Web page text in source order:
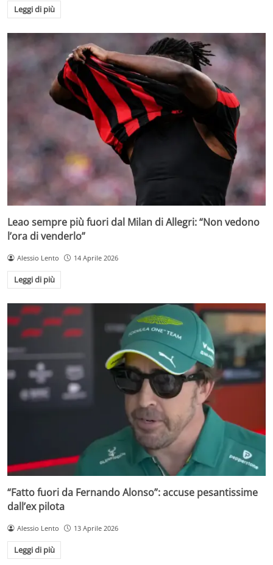
Leggi di più
Leao sempre più fuori dal Milan di Allegri: “Non vedono
l’ora di venderlo”
Alessio Lento 14 Aprile 2026
Leggi di più
“Fatto fuori da Fernando Alonso”: accuse pesantissime
dall’ex pilota
Alessio Lento 13 Aprile 2026
Leggi di più